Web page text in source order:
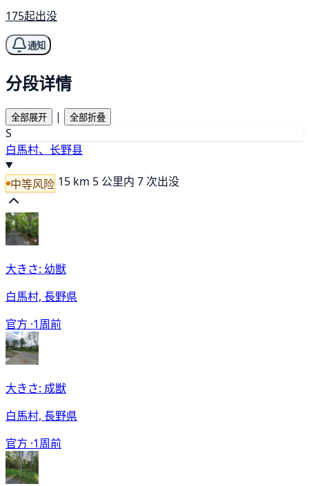
175起出没
通知
分段详情
全部展开 | 全部折叠
S
白馬村、长野县
中等风险 15 km 5 公里内 7 次出没
大きさ: 幼獣
白馬村, 長野県
官方 ·1周前
大きさ: 成獣
白馬村, 長野県
官方 ·1周前